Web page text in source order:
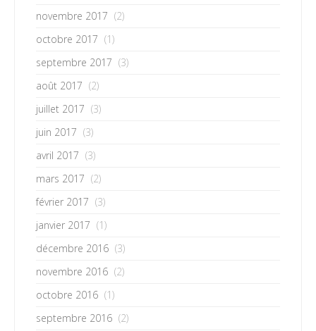
novembre 2017 (2)
octobre 2017 (1)
septembre 2017 (3)
août 2017 (2)
juillet 2017 (3)
juin 2017 (3)
avril 2017 (3)
mars 2017 (2)
février 2017 (3)
janvier 2017 (1)
décembre 2016 (3)
novembre 2016 (2)
octobre 2016 (1)
septembre 2016 (2)